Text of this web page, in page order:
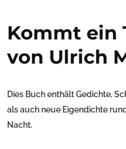
Kommt ein
von Ulrich
Dies Buch enthält Gedichte,
als auch neue Eigendichte
Nacht.